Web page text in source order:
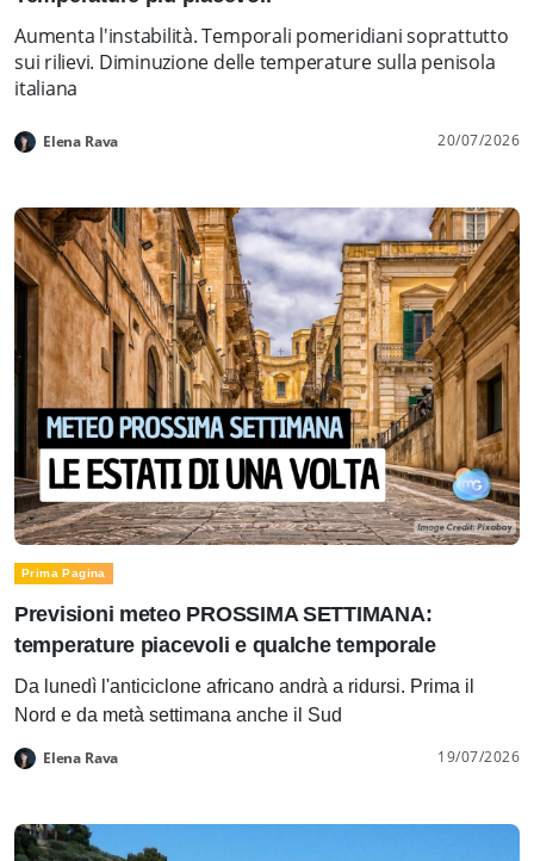
Aumenta l'instabilità. Temporali pomeridiani soprattutto
sui rilievi. Diminuzione delle temperature sulla penisola
italiana
Elena Rava 20/07/2026
Prima Pagina
Previsioni meteo PROSSIMA SETTIMANA:
temperature piacevoli e qualche temporale
Da lunedì l'anticiclone africano andrà a ridursi. Prima il
Nord e da metà settimana anche il Sud
Elena Rava 19/07/2026